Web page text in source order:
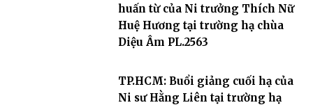
huấn từ của Ni trưởng Thích Nữ
Huệ Hương tại trường hạ chùa
Diệu Âm PL.2563
TP.HCM: Buổi giảng cuối hạ của
Ni sư Hằng Liên tại trường hạ